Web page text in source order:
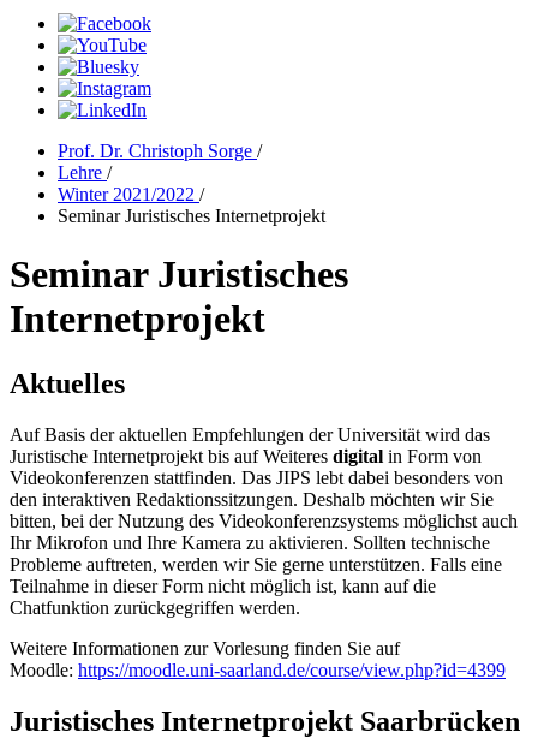
Prof. Dr. Christoph Sorge /
Lehre /
Winter 2021/2022 /
Seminar Juristisches Internetprojekt
Seminar Juristisches
Internetprojekt
Aktuelles
Auf Basis der aktuellen Empfehlungen der Universität wird das
Juristische Internetprojekt bis auf Weiteres digital in Form von
Videokonferenzen stattfinden. Das JIPS lebt dabei besonders von
den interaktiven Redaktionssitzungen. Deshalb möchten wir Sie
bitten, bei der Nutzung des Videokonferenzsystems möglichst auch
Ihr Mikrofon und Ihre Kamera zu aktivieren. Sollten technische
Probleme auftreten, werden wir Sie gerne unterstützen. Falls eine
Teilnahme in dieser Form nicht möglich ist, kann auf die
Chatfunktion zurückgegriffen werden.
Weitere Informationen zur Vorlesung finden Sie auf
Moodle: https://moodle.uni-saarland.de/course/view.php?id=4399
Juristisches Internetprojekt Saarbrücken